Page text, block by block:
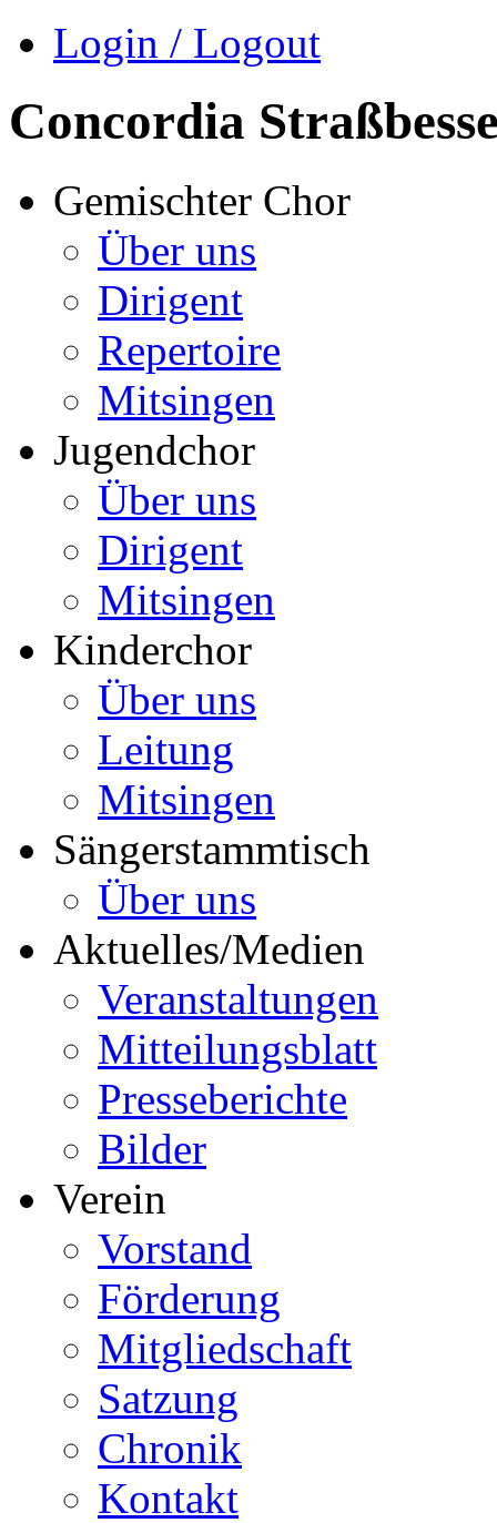
Login / Logout
Concordia
Gemischter Chor
Über uns
Dirigent
Repertoire
Mitsingen
Jugendchor
Über uns
Dirigent
Mitsingen
Kinderchor
Über uns
Leitung
Mitsingen
Sängerstammtisch
Über uns
Aktuelles/Medien
Veranstaltungen
Mitteilungsblatt
Presseberichte
Bilder
Verein
Vorstand
Förderung
Mitgliedschaft
Satzung
Chronik
Kontakt